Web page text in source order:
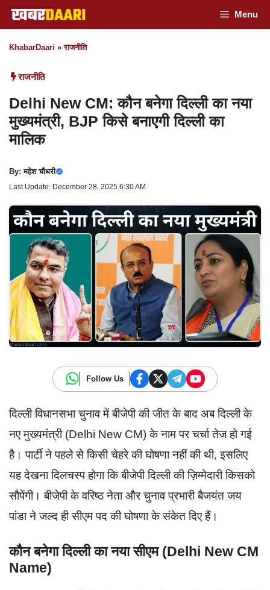
Skip
to
content
Menu
KhabarDaari »राजनीति
राजनीति
Delhi New CM: कौन बनेगा दिल्ली का नया
मुख्यमंत्री, BJP किसे बनाएगी दिल्ली का
मालिक
By:महेश चौधरी
Last Update: December 28, 2025 6:30 AM
Follow Us
दिल्ली विधानसभा चुनाव में बीजेपी की जीत के बाद अब दिल्ली के
नए मुख्यमंत्री (Delhi New CM) के नाम पर चर्चा तेज हो गई
है। पार्टी ने पहले से किसी चेहरे की घोषणा नहीं की थी, इसलिए
यह देखना दिलचस्प होगा कि बीजेपी दिल्ली की ज़िम्मेदारी किसको
सौपेंगी। बीजेपी के वरिष्ठ नेता और चुनाव प्रभारी बैजयंत जय
पांडा ने जल्द ही सीएम पद की घोषणा के संकेत दिए हैं।
कौन बनेगा दिल्ली का नया सीएम (Delhi New CM
Name)